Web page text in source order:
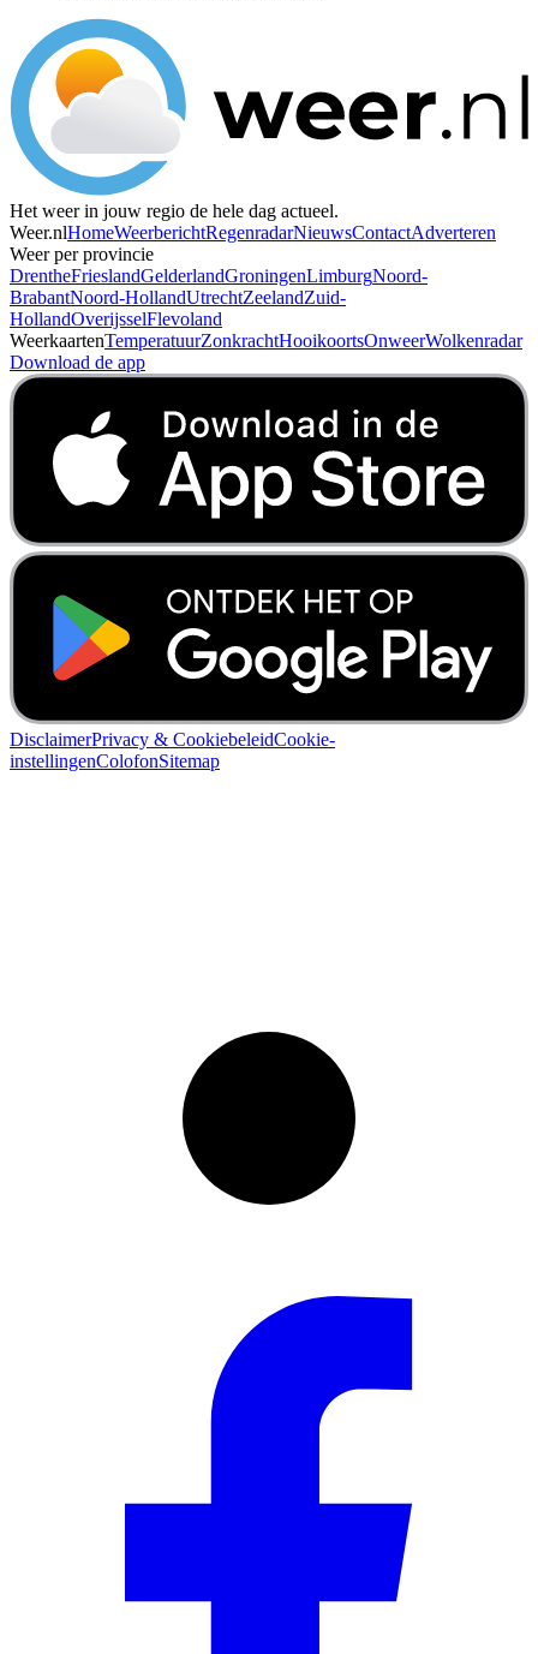
Het weer in jouw regio de hele dag actueel.
Weer.nlHomeWeerberichtRegenradarNieuwsContactAdverteren
Weer per provincie
DrentheFrieslandGelderlandGroningenLimburgNoord-
BrabantNoord-HollandUtrechtZeelandZuid-
HollandOverijsselFlevoland
WeerkaartenTemperatuurZonkrachtHooikoortsOnweerWolkenradar
Download de app
DisclaimerPrivacy & CookiebeleidCookie-
instellingenColofonSitemap